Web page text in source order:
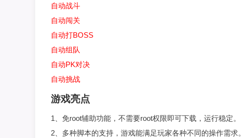
自动战斗
自动闯关
自动打BOSS
自动组队
自动PK对决
自动挑战
游戏亮点
1、免root辅助功能，不需要root权限即可下载，运行稳定。
2、多种脚本的支持，游戏能满足玩家各种不同的操作需求。